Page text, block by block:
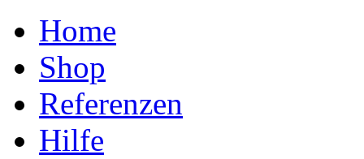
Home
Shop
Referenzen
Hilfe